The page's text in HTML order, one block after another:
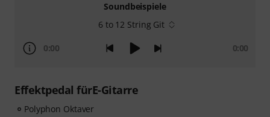
Soundbeispiele
6 to 12 String Git
0:00 0:00
Effektpedal fürE-Gitarre
Polyphon Oktaver